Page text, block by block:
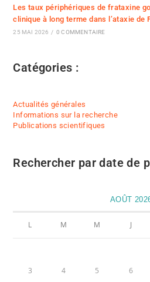
Les taux périphériques de frataxine
clinique à long terme dans l’ataxie de
25 MAI 2026 / 0 COMMENTAIRE
Catégories :
Actualités générales
Informations sur la recherche
Publications scientifiques
Rechercher par date de
AOÛT
L M M J
3 4 5 6